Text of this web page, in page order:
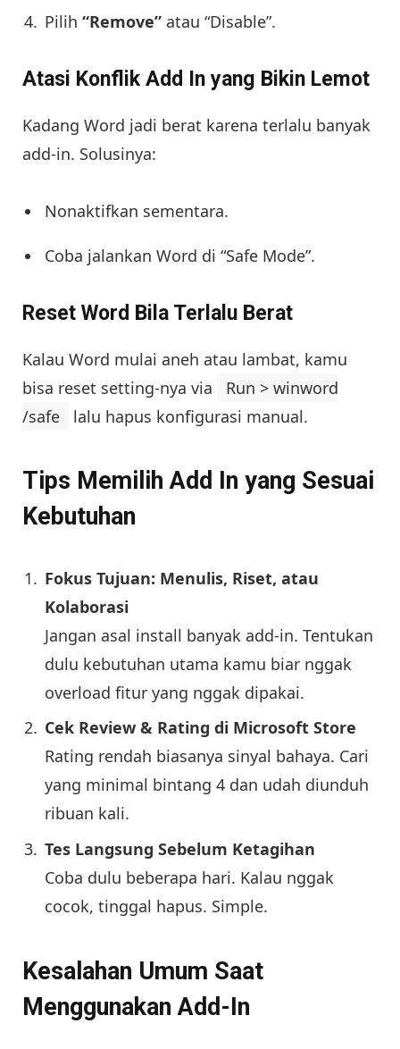
Pilih “Remove” atau “Disable”.
Atasi Konflik Add In yang Bikin Lemot
Kadang Word jadi berat karena terlalu banyak
add-in. Solusinya:
Nonaktifkan sementara.
Coba jalankan Word di “Safe Mode”.
Reset Word Bila Terlalu Berat
Kalau Word mulai aneh atau lambat, kamu
bisa reset setting-nya via
Run > winword
/safe
lalu hapus konfigurasi manual.
Tips Memilih Add In yang Sesuai
Kebutuhan
Fokus Tujuan: Menulis, Riset, atau
Kolaborasi
Jangan asal install banyak add-in. Tentukan
dulu kebutuhan utama kamu biar nggak
overload fitur yang nggak dipakai.
Cek Review & Rating di Microsoft Store
Rating rendah biasanya sinyal bahaya. Cari
yang minimal bintang 4 dan udah diunduh
ribuan kali.
Tes Langsung Sebelum Ketagihan
Coba dulu beberapa hari. Kalau nggak
cocok, tinggal hapus. Simple.
Kesalahan Umum Saat
Menggunakan Add-In